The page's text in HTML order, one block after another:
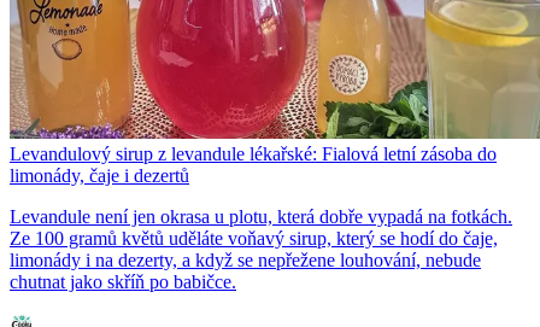
Levandulový sirup z levandule lékařské: Fialová letní zásoba do
limonády, čaje i dezertů
Levandule není jen okrasa u plotu, která dobře vypadá na fotkách.
Ze 100 gramů květů uděláte voňavý sirup, který se hodí do čaje,
limonády i na dezerty, a když se nepřežene louhování, nebude
chutnat jako skříň po babičce.